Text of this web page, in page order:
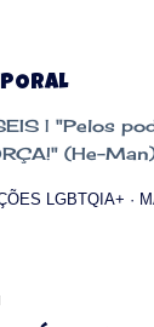
| "Pelos
(He-
LGBTQIA+